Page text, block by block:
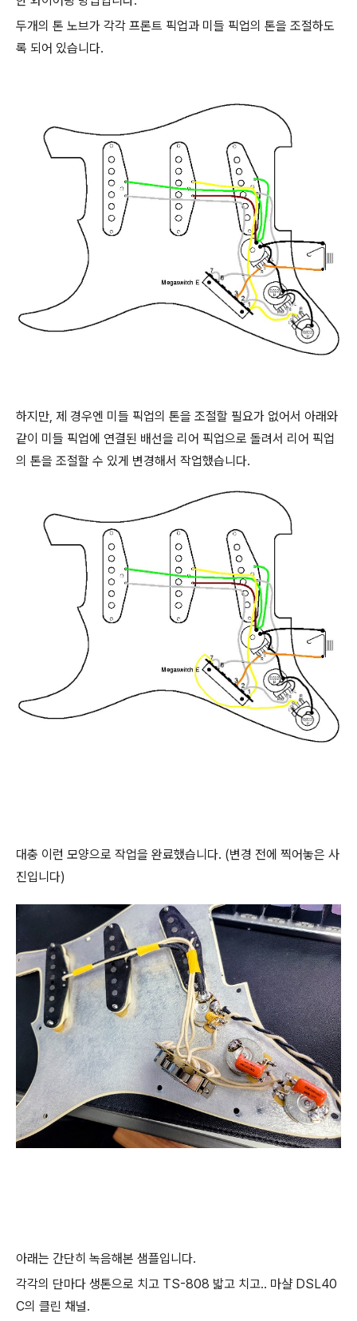
두개의 톤 노브가 각각 프론트 픽업과 미들 픽업의 톤을 조절하도
록 되어 있습니다.
하지만, 제 경우엔 미들 픽업의 톤을 조절할 필요가 없어서 아래와
같이 미들 픽업에 연결된 배선을 리어 픽업으로 돌려서 리어 픽업
의 톤을 조절할 수 있게 변경해서 작업했습니다.
대충 이런 모양으로 작업을 완료했습니다. (변경 전에 찍어놓은 사
진입니다)
아래는 간단히 녹음해본 샘플입니다.
각각의 단마다 생톤으로 치고 TS-808 밟고 치고.. 마샬 DSL40
C의 클린 채널.